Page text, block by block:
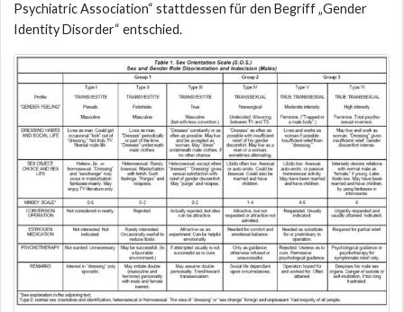
Psychiatric Association“ stattdessen für den Begriff „Gender
Identity Disorder“ entschied.